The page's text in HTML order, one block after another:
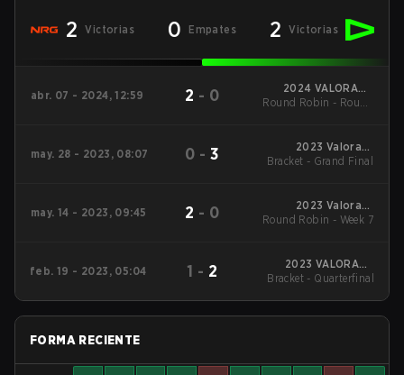
2 Victorias 0 Empates 2 Victorias
abr. 07 - 2024, 12:59 2 - 0
2024 VALORANT
Champions Tour:
Round Robin - Round
may. 28 - 2023, 08:07 0 - 3
2023 Valorant
Champions Tour:
Bracket - Grand Final
may. 14 - 2023, 09:45 2 - 0
2023 Valorant
Champions Tour:
Round Robin - Week 7
feb. 19 - 2023, 05:04 1 - 2
2023 VALORANT
Champions Tour:
Bracket - Quarterfinal
FORMA RECIENTE